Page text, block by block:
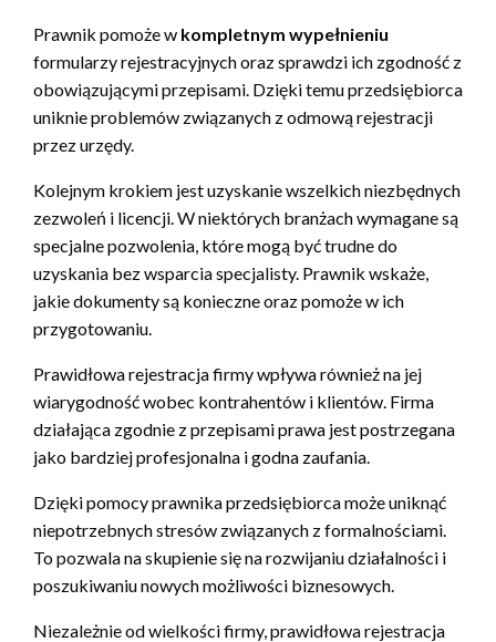
Prawnik pomoże w kompletnym wypełnieniu
formularzy rejestracyjnych oraz sprawdzi ich zgodność z
obowiązującymi przepisami. Dzięki temu przedsiębiorca
uniknie problemów związanych z odmową rejestracji
przez urzędy.
Kolejnym krokiem jest uzyskanie wszelkich niezbędnych
zezwoleń i licencji. W niektórych branżach wymagane są
specjalne pozwolenia, które mogą być trudne do
uzyskania bez wsparcia specjalisty. Prawnik wskaże,
jakie dokumenty są konieczne oraz pomoże w ich
przygotowaniu.
Prawidłowa rejestracja firmy wpływa również na jej
wiarygodność wobec kontrahentów i klientów. Firma
działająca zgodnie z przepisami prawa jest postrzegana
jako bardziej profesjonalna i godna zaufania.
Dzięki pomocy prawnika przedsiębiorca może uniknąć
niepotrzebnych stresów związanych z formalnościami.
To pozwala na skupienie się na rozwijaniu działalności i
poszukiwaniu nowych możliwości biznesowych.
Niezależnie od wielkości firmy, prawidłowa rejestracja